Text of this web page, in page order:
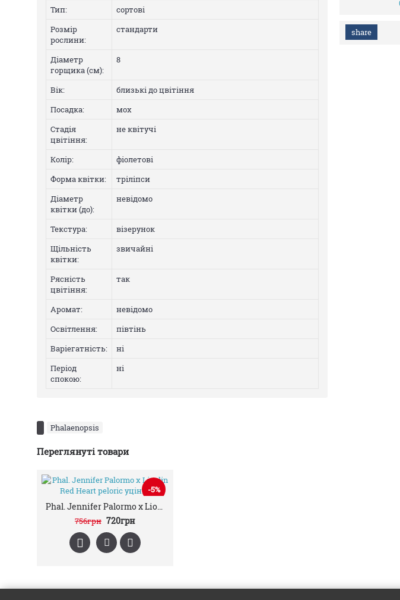
Тип:
сортові
Розмір
рослини:
стандарти
Діаметр
горщика (см):
8
Вік:
близькі до цвітіння
Посадка:
мох
Стадія
цвітіння:
не квітучі
Колip:
фіолетові
Форма квітки:
тріліпси
Діаметр
квітки (до):
невідомо
Текстура:
візерунок
Щільність
квітки:
звичайні
Рясність
цвітіння:
так
Аромат:
невідомо
Освітлення:
півтінь
Варіегатнicть:
нi
Період
спокою:
нi
share
Phalaenopsis
Переглянуті товари
-5%
Phal. Jennifer Palormo x Lioulin Red Heart peloric уцінка
756грн 720грн